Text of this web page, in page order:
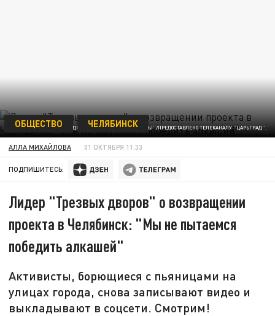
ФОТО: КАДР ИЗ ВИДЕО "ТРЕЗВЫЕ ДВОРЫ"/ПРЕДОСТАВЛЕНО ТЕЛЕКАНАЛУ "ЦАРЬГРАД".
ОБЩЕСТВО ЧЕЛЯБИНСК
АЛЛА МИХАЙЛОВА 01 ОКТЯБРЯ 11:33
ПОДПИШИТЕСЬ:
Лидер "Трезвых дворов" о возвращении
проекта в Челябинск: "Мы не пытаемся
победить алкашей"
Активисты, борющиеся с пьяницами на
улицах города, снова записывают видео и
выкладывают в соцсети. Смотрим!